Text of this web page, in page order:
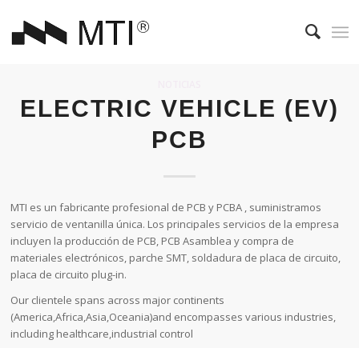
ELECTRIC VEHICLE (EV)
PCB
MTI es un fabricante profesional de PCB y PCBA , suministramos
servicio de ventanilla única. Los principales servicios de la empresa
incluyen la producción de PCB, PCB Asamblea y compra de
materiales electrónicos, parche SMT, soldadura de placa de circuito,
placa de circuito plug-in.
Our clientele spans across major continents
(America,Africa,Asia,Oceania)and encompasses various industries,
including healthcare,industrial control